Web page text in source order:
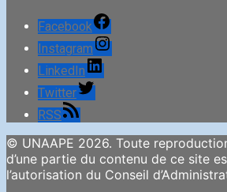
Facebook
Instagram
LinkedIn
Twitter
RSS
© UNAAPE 2026. Toute
d’une partie du contenu de ce site
l’autorisation du Conseil